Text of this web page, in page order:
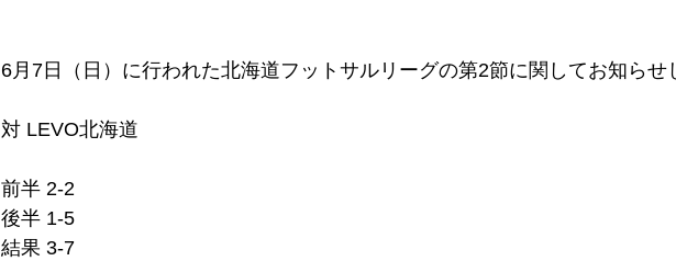
6月7日（日）に行われた北海道フットサルリーグの第2節に関してお知らせ
対 LEVO北海道
前半 2-2
後半 1-5
結果 3-7